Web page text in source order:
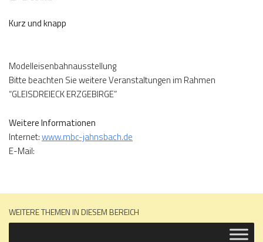
Kurz und knapp
Modelleisenbahnausstellung
Bitte beachten Sie weitere Veranstaltungen im Rahmen
“GLEISDREIECK ERZGEBIRGE”
Weitere Informationen
Internet:www.mbc-jahnsbach.de
E-Mail:
WEITERE THEMEN IN DIESEM BEREICH